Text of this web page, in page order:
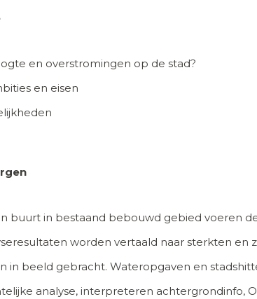
en overstromingen op de stad?
en eisen
buurt in bestaand bebouwd gebied voeren
worden vertaald naar sterkten en
in beeld gebracht. Wateropgaven en
analyse, interpreteren achtergrondinfo,